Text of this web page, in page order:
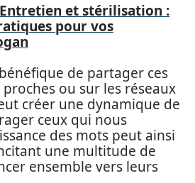
Entretien et stérilisation :
pour vos
de partager ces
ou sur les réseaux
créer une dynamique de
ceux qui nous
des mots peut ainsi
une multitude de
ensemble vers leurs